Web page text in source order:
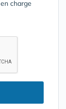
charge